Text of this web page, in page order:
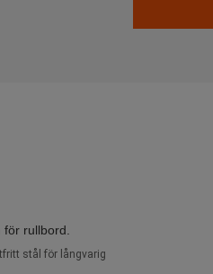
rullbord.
stål för långvarig